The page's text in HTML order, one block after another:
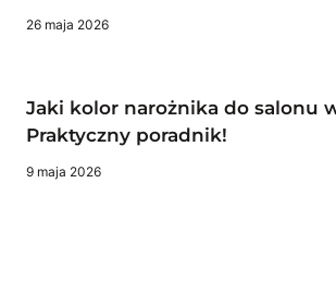
26 maja 2026
Jaki kolor narożnika do salonu
Praktyczny poradnik!
9 maja 2026